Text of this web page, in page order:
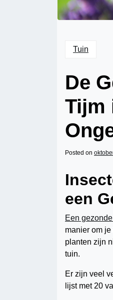
Tuin
De
Tijm
Posted on
een
Een
manier om
planten zijn
tuin.
Er zijn veel
lijst met 20